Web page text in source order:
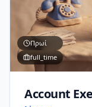
Πρωί
full_time
Account